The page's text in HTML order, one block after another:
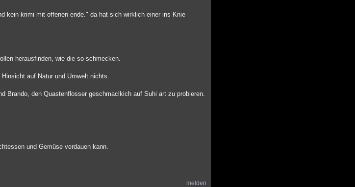
kein krimi mit offenen ende." da hat sich wirklich einer ins Knie
herausfinden, wie die so schmecken.
auf Natur und Umwelt nichts.
Brando, den Quastenflosser geschmaclkich auf Suhi art zu probieren.
und Gemüse verdauen kann.
melden